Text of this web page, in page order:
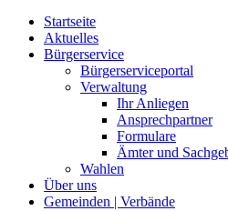
Startseite
Aktuelles
Bürgerservice
Bürgerserviceportal
Verwaltung
Ihr Anliegen
Ansprechpartner
Formulare
Ämter und
Wahlen
Über uns
Gemeinden | Verbände